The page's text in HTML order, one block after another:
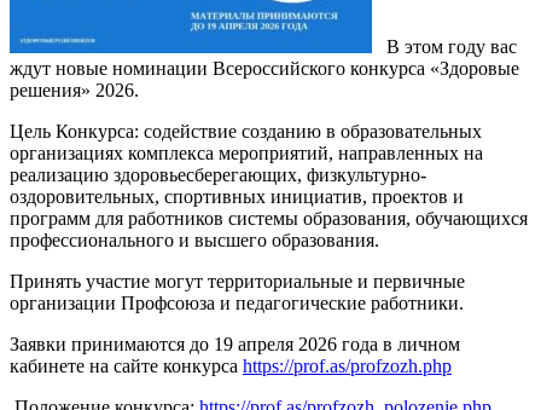
В этом году вас
ждут новые номинации Всероссийского конкурса «Здоровые
решения» 2026.
Цель Конкурса: содействие созданию в образовательных
организациях комплекса мероприятий, направленных на
реализацию здоровьесберегающих, физкультурно-
оздоровительных, спортивных инициатив, проектов и
программ для работников системы образования, обучающихся
профессионального и высшего образования.
Принять участие могут территориальные и первичные
организации Профсоюза и педагогические работники.
Заявки принимаются до 19 апреля 2026 года в личном
кабинете на сайте конкурса https://prof.as/profzozh.php